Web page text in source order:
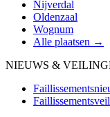
Nijverdal
Oldenzaal
Wognum
Alle plaatsen →
NIEUWS &